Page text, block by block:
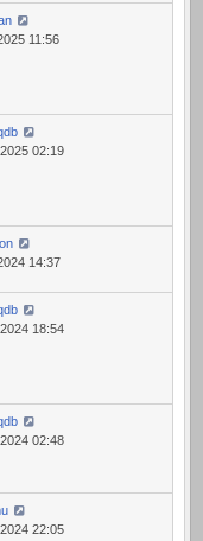
11:56
02:19
14:37
18:54
02:48
22:05